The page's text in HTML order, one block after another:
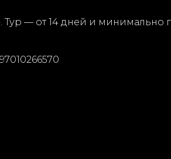
— от 14 дней и минимально